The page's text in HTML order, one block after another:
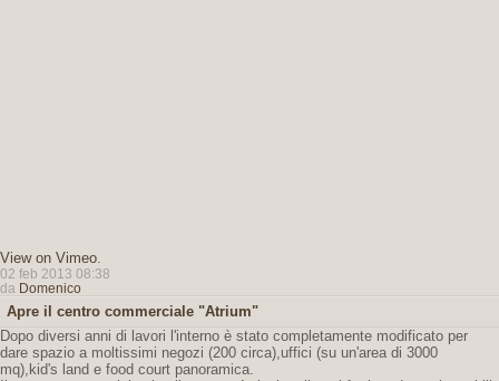
View on Vimeo.
02 feb 2013 08:38
da Domenico
Apre il centro commerciale "Atrium"
Dopo diversi anni di lavori l'interno è stato completamente modificato per
dare spazio a moltissimi negozi (200 circa),uffici (su un'area di 3000
mq),kid's land e food court panoramica.